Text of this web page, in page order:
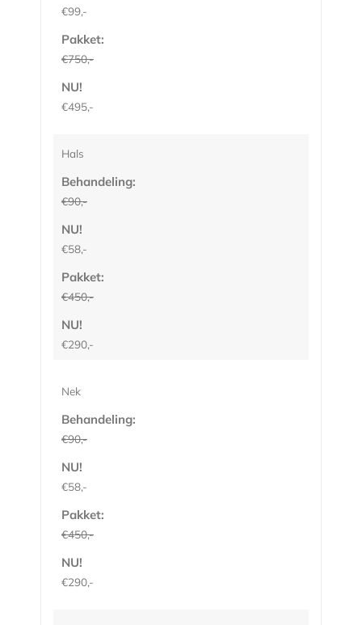
€99,-
Pakket:
€750,-
NU!
€495,-
Hals
Behandeling:
€90,-
NU!
€58,-
Pakket:
€450,-
NU!
€290,-
Nek
Behandeling:
€90,-
NU!
€58,-
Pakket:
€450,-
NU!
€290,-